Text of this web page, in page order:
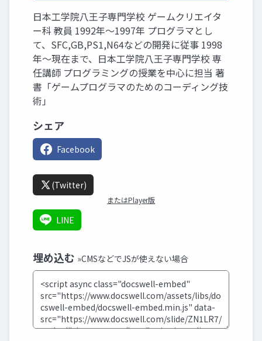
日本工学院八王子専門学校 ゲームクリエイタ
ー科 教員 1992年～1997年 プログラマとし
て、SFC,GB,PS1,N64などの開発に従事 1998
年～現在まで、日本工学院八王子専門学校 専
任講師 プログラミングの授業を中心に担当 著
書「ゲームプログラマのためのコーディング技
術」
シェア
Facebook
(Twitter)
またはPlayer版
LINE
埋め込む »CMSなどでJSが使えない場合